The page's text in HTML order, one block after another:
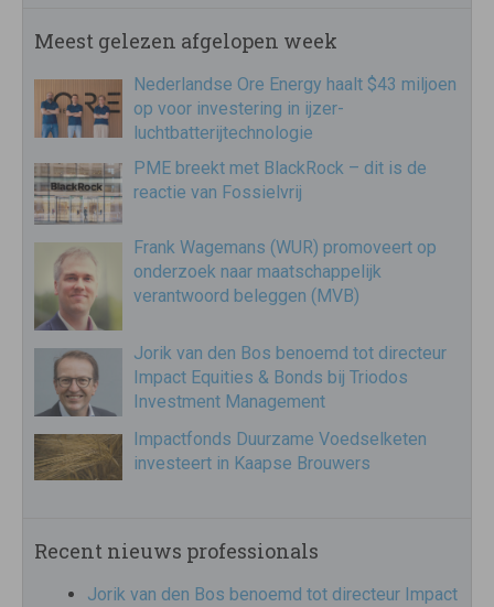
Meest gelezen afgelopen week
Nederlandse Ore Energy haalt $43 miljoen
op voor investering in ijzer-
luchtbatterijtechnologie
PME breekt met BlackRock – dit is de
reactie van Fossielvrij
Frank Wagemans (WUR) promoveert op
onderzoek naar maatschappelijk
verantwoord beleggen (MVB)
Jorik van den Bos benoemd tot directeur
Impact Equities & Bonds bij Triodos
Investment Management
Impactfonds Duurzame Voedselketen
investeert in Kaapse Brouwers
Recent nieuws professionals
Jorik van den Bos benoemd tot directeur Impact